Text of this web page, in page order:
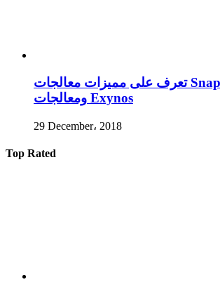
تعرف على مميزات معالجات Snapdragon –
ومعالجات Exynos
29 December، 2018
Top Rated